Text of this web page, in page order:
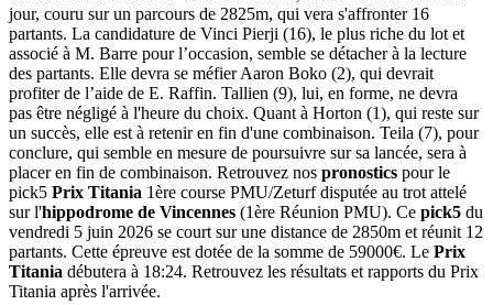
jour, couru sur un parcours de 2825m, qui vera s'affronter 16
partants. La candidature de Vinci Pierji (16), le plus riche du lot et
associé à M. Barre pour l’occasion, semble se détacher à la lecture
des partants. Elle devra se méfier Aaron Boko (2), qui devrait
profiter de l’aide de E. Raffin. Tallien (9), lui, en forme, ne devra
pas être négligé à l'heure du choix. Quant à Horton (1), qui reste sur
un succès, elle est à retenir en fin d'une combinaison. Teila (7), pour
conclure, qui semble en mesure de poursuivre sur sa lancée, sera à
placer en fin de combinaison. Retrouvez nos pronostics pour le
pick5 Prix Titania 1ère course PMU/Zeturf disputée au trot attelé
sur l'hippodrome de Vincennes (1ère Réunion PMU). Ce pick5 du
vendredi 5 juin 2026 se court sur une distance de 2850m et réunit 12
partants. Cette épreuve est dotée de la somme de 59000€. Le Prix
Titania débutera à 18:24. Retrouvez les résultats et rapports du Prix
Titania après l'arrivée.